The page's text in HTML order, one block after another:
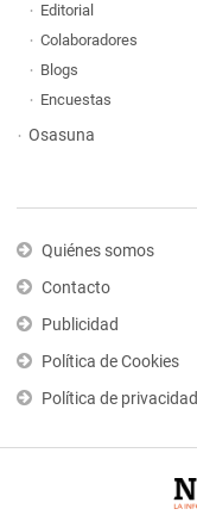
Editorial
Colaboradores
Blogs
Encuestas
Osasuna
Quiénes somos
Contacto
Publicidad
Política de Cookies
Política de privacidad